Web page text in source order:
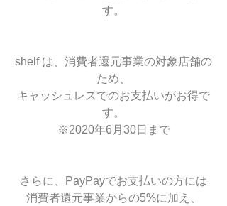
す。
shelf は、消費者還元事業の対象店舗の
ため、
キャッシュレスでのお支払いがお得で
す。
※2020年6月30日まで
さらに、PayPayでお支払いの方には
消費者還元事業からの5%に加え、